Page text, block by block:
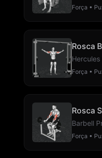
Força •
Rosca
Hercules
Força •
Rosca
Barbell
Força •